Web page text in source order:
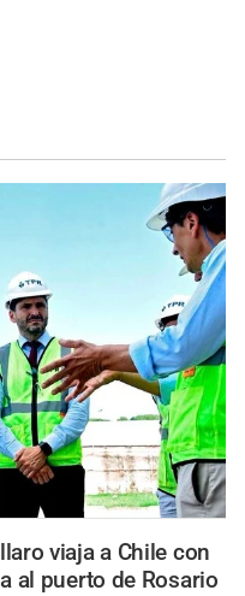
viaja a Chile con
al puerto de Rosario